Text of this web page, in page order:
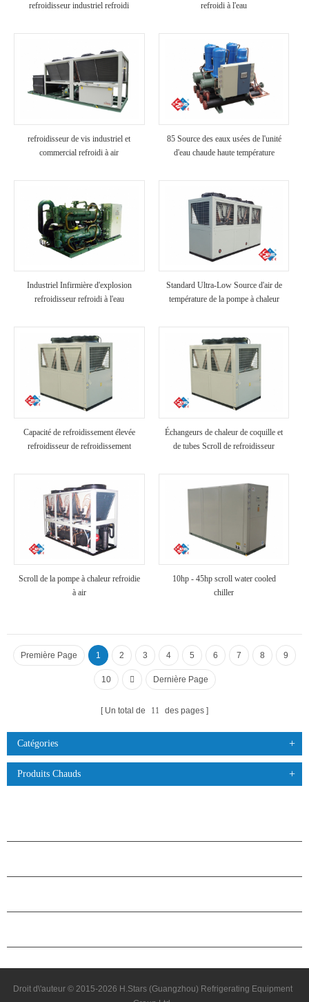
refroidisseur industriel refroidi
refroidi à l'eau
refroidisseur de vis industriel et
commercial refroidi à air
85 Source des eaux usées de l'unité
d'eau chaude haute température
Industriel Infirmière d'explosion
refroidisseur refroidi à l'eau
Standard Ultra-Low Source d'air de
température de la pompe à chaleur
Capacité de refroidissement élevée
refroidisseur de refroidissement
Échangeurs de chaleur de coquille et
de tubes Scroll de refroidisseur
Scroll de la pompe à chaleur refroidie
à air
10hp - 45hp scroll water cooled
chiller
Première Page 1 2 3 4 5 6 7 8 9
10 Dernière Page
Un total de 11 des pages
Catégories
Produits Chauds
Droit d\'auteur © 2015-2026 H.Stars (Guangzhou) Refrigerating Equipment